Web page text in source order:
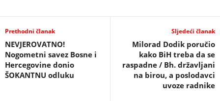
Prethodni članak
NEVJEROVATNO!
Nogometni savez Bosne i
Hercegovine donio
ŠOKANTNU odluku
Sljedeći članak
Milorad Dodik poručio
kako BiH treba da se
raspadne / Bh. državljani
na birou, a poslodavci
uvoze radnike